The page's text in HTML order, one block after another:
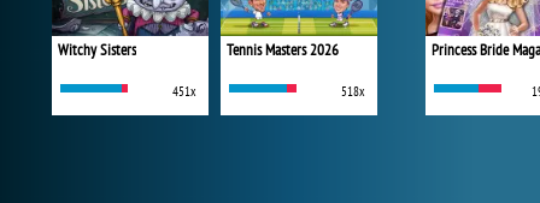
Witchy Sisters
451x
Tennis Masters 2026
518x
Princess Bride